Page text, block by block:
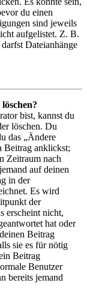
du einen
sind jeweils
aufgelistet. Z. B.
Dateianhänge
bist, kannst du
löschen. Du
das „Ändere
Beitrag anklickst;
Zeitraum nach
auf deinen
in der
Es wird
der
erscheint nicht,
hat oder
Beitrag
sie es für nötig
Beitrag
Benutzer
bereits jemand